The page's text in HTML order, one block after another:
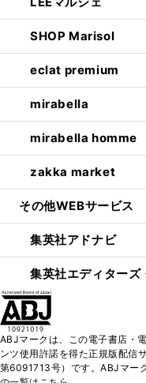
SHOP Marisol
eclat premium
mirabella
mirabella homme
zakka market
その他WEBサービス
集英社アドナビ
集英社エディターズ
ABJマークは、この電子書店・
ンツ使用許諾を得た正規版配信
第6091713号）です。ABJマー